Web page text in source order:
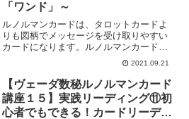
「ワンド」～
ルノルマンカードは、タロットカードよ
りも図柄でメッセージを受け取りやすい
カードになります。ルノルマンカードを
マスターし、タロットリーディング力を
あげませんか？ルノルマンカード講座６
回目です。
2021.09.21
【ヴェーダ数秘ルノルマンカード
講座１５】実践リーディング⑪初
心者でもできる！カードリーディ